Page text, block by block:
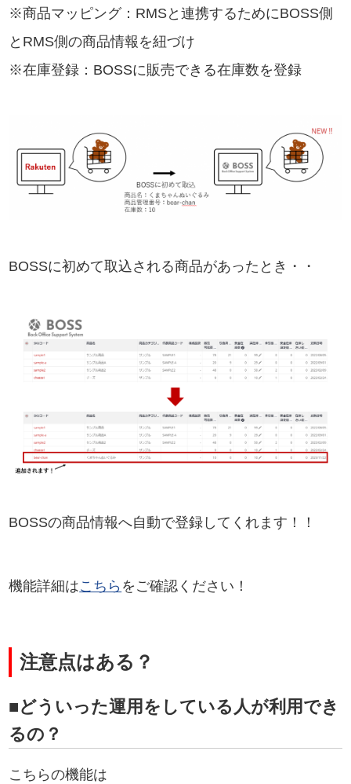
※商品マッピング：RMSと連携するためにBOSS側
とRMS側の商品情報を紐づけ
※在庫登録：BOSSに販売できる在庫数を登録
BOSSに初めて取込される商品があったとき・・
BOSSの商品情報へ自動で登録してくれます！！
機能詳細はこちら をご確認ください！
注意点はある？
■どういった運用をしている人が利用でき
るの？
こちらの機能は